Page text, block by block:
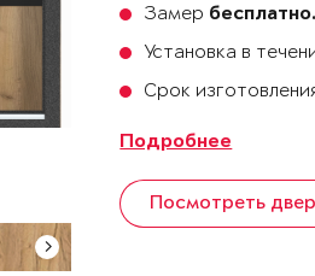
Замер бесплатно.
Установка в
Срок
Подробнее
Посмотреть